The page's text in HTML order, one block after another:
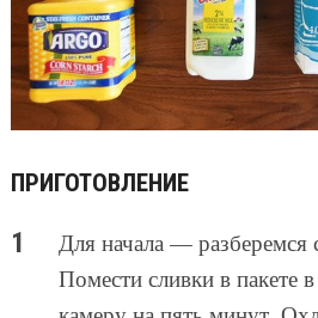
ПРИГОТОВЛЕНИЕ
Для начала — разберемся
Помести сливки в пакете